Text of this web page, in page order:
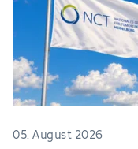
05. August 2026